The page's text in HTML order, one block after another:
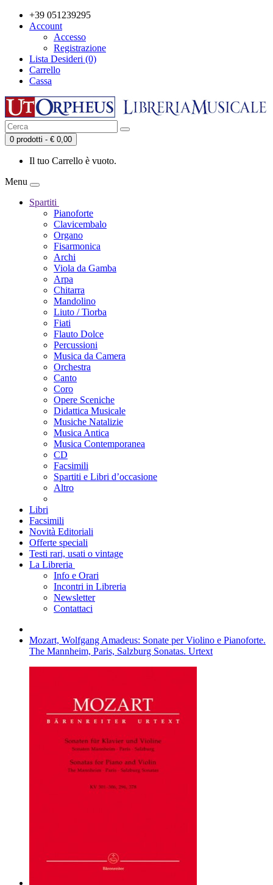
+39 051239295
Account
Accesso
Registrazione
Lista Desideri (0)
Carrello
Cassa
0 prodotti - € 0,00
Il tuo Carrello è vuoto.
Menu
Spartiti
Pianoforte
Clavicembalo
Organo
Fisarmonica
Archi
Viola da Gamba
Arpa
Chitarra
Mandolino
Liuto / Tiorba
Fiati
Flauto Dolce
Percussioni
Musica da Camera
Orchestra
Canto
Coro
Opere Sceniche
Didattica Musicale
Musiche Natalizie
Musica Antica
Musica Contemporanea
CD
Facsimili
Spartiti e Libri d’occasione
Altro
Libri
Facsimili
Novità Editoriali
Offerte speciali
Testi rari, usati o vintage
La Libreria
Info e Orari
Incontri in Libreria
Newsletter
Contattaci
Mozart, Wolfgang Amadeus: Sonate per Violino e Pianoforte.
The Mannheim, Paris, Salzburg Sonatas. Urtext